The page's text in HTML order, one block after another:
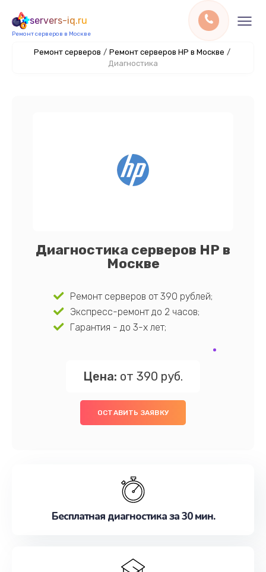
servers-iq.ru
Ремонт серверов в Москве
Ремонт серверов / Ремонт серверов HP в Москве /
Диагностика
Диагностика серверов HP в
Москве
Ремонт серверов от 390 рублей;
Экспресс-ремонт до 2 часов;
Гарантия - до 3-х лет;
Цена: от 390 руб.
ОСТАВИТЬ ЗАЯВКУ
Бесплатная диагностика за 30 мин.